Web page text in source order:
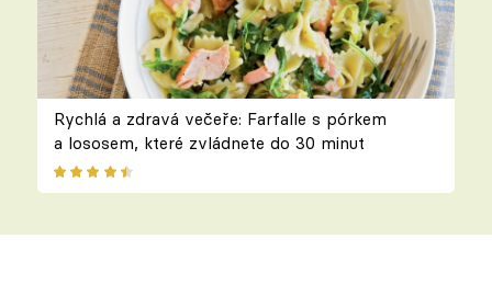
Rychlá a zdravá večeře: Farfalle s pórkem
a lososem, které zvládnete do 30 minut